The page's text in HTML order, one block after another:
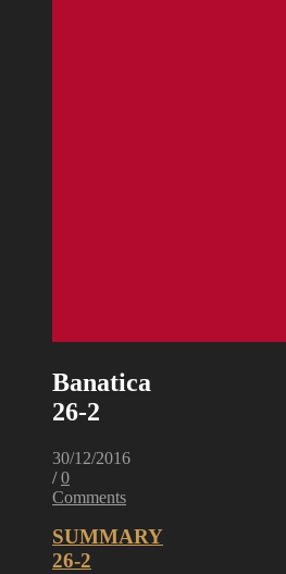
Banatica
26-2
30/12/2016
/ 0
Comments
SUMMARY
26-2